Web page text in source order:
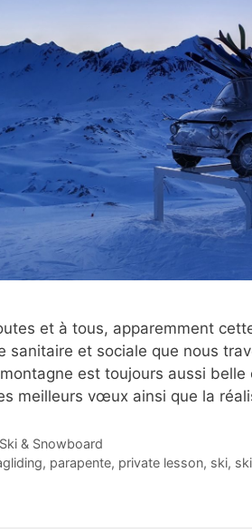
et à tous, apparemment
sanitaire et sociale que nous
est toujours aussi
meilleurs vœux ainsi que la
& Snowboard
, parapente, private lesson, ski,